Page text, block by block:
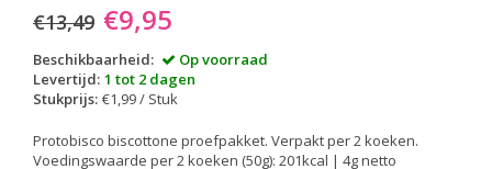
€13,49 €9,95
Beschikbaarheid:
Op voorraad
Levertijd: 1 tot 2 dagen
Stukprijs: €1,99 / Stuk
Protobisco biscottone proefpakket. Verpakt per 2 koeken.
Voedingswaarde per 2 koeken (50g): 201kcal | 4g netto